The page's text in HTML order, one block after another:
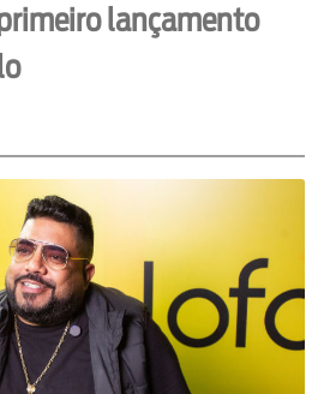
lançamento